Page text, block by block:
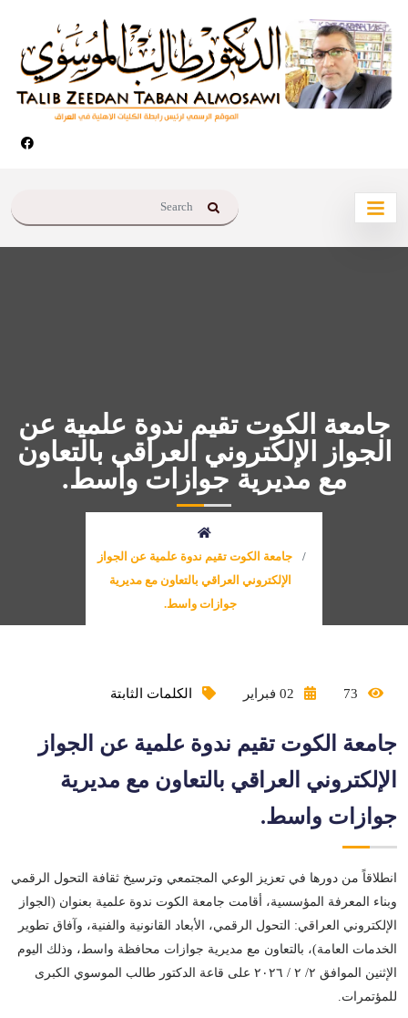
جامعة الكوت تقيم ندوة علمية عن
الجواز الإلكتروني العراقي بالتعاون
مع مديرية جوازات واسط.
جامعة الكوت تقيم ندوة علمية عن الجواز
الإلكتروني العراقي بالتعاون مع مديرية
جوازات واسط.
الكلمات الثابتة
جامعة الكوت تقيم ندوة علمية عن الجواز
الإلكتروني العراقي بالتعاون مع مديرية
جوازات واسط.
انطلاقاً من دورها في تعزيز الوعي المجتمعي وترسيخ ثقافة التحول الرقمي
وبناء المعرفة المؤسسية، أقامت جامعة الكوت ندوة علمية بعنوان (الجواز
الإلكتروني العراقي: التحول الرقمي، الأبعاد القانونية والفنية، وآفاق تطوير
الخدمات العامة)، بالتعاون مع مديرية جوازات محافظة واسط، وذلك اليوم
الإثنين الموافق ٢/ ٢ / ٢٠٢٦ على قاعة الدكتور طالب الموسوي الكبرى
للمؤتمرات.